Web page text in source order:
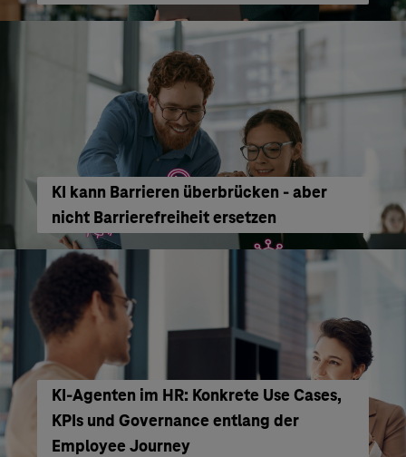
KI kann Barrieren überbrücken - aber
nicht Barrierefreiheit ersetzen
KI‑Agenten im HR: Konkrete Use Cases,
KPIs und Governance entlang der
Employee Journey